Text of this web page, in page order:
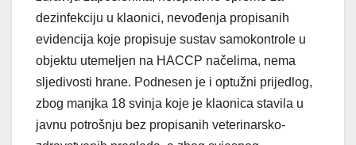
dezinfekciju u klaonici, nevođenja propisanih
evidencija koje propisuje sustav samokontrole u
objektu utemeljen na HACCP načelima, nema
sljedivosti hrane. Podnesen je i optužni prijedlog,
zbog manjka 18 svinja koje je klaonica stavila u
javnu potrošnju bez propisanih veterinarsko-